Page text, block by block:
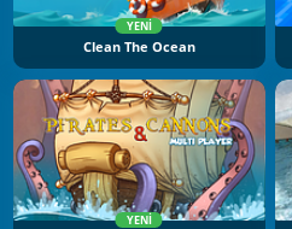
YENI
Clean The Ocean
YENI